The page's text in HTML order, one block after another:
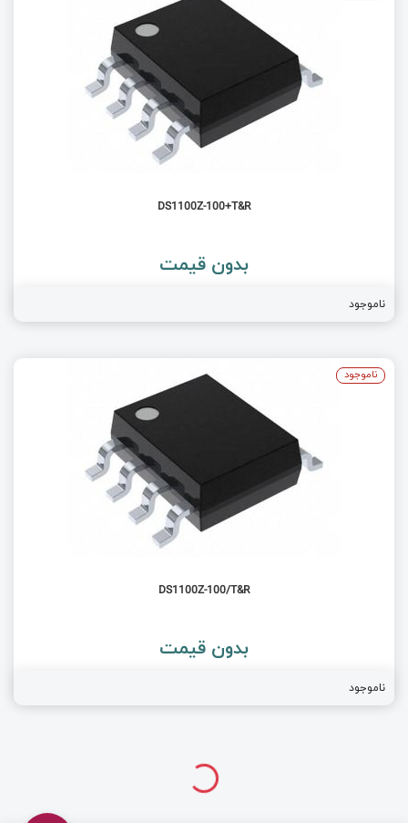
DS1100Z-100+T&R
بدون قیمت
ناموجود
DS1100Z-100/T&R
بدون قیمت
ناموجود
ناموجود